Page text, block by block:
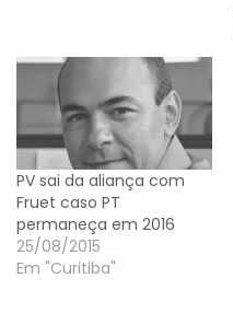
PV sai da aliança com
Fruet caso PT
permaneça em 2016
25/08/2015
Em "Curitiba"